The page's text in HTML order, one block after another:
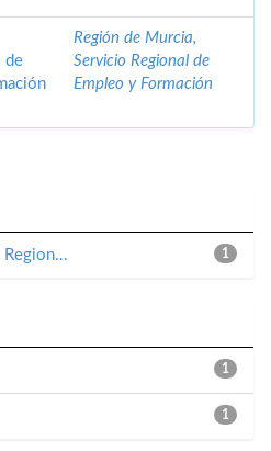
de
Región de Murcia,
Servicio Regional de
Empleo y Formación
1
1
1